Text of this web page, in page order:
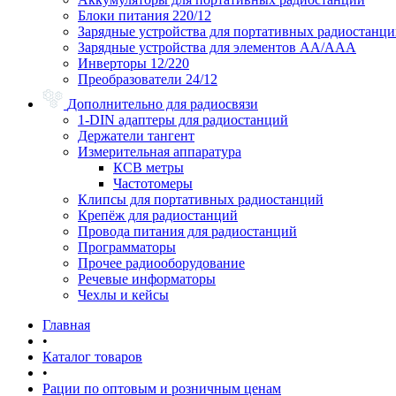
Блоки питания 220/12
Зарядные устройства для портативных
Зарядные устройства для элементов АА/ААА
Инверторы 12/220
Преобразователи 24/12
Дополнительно для радиосвязи
1-DIN адаптеры для радиостанций
Держатели тангент
Измерительная аппаратура
КСВ метры
Частотомеры
Клипсы для портативных радиостанций
Крепёж для радиостанций
Провода питания для радиостанций
Программаторы
Прочее радиооборудование
Речевые информаторы
Чехлы и кейсы
Главная
•
Каталог товаров
•
Рации по оптовым и розничным ценам